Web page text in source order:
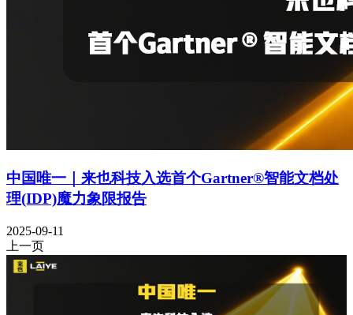
中国唯一｜来也科技入选首个Gartner®智能文档处
理(IDP)魔力象限报告
2025-09-11
上一页